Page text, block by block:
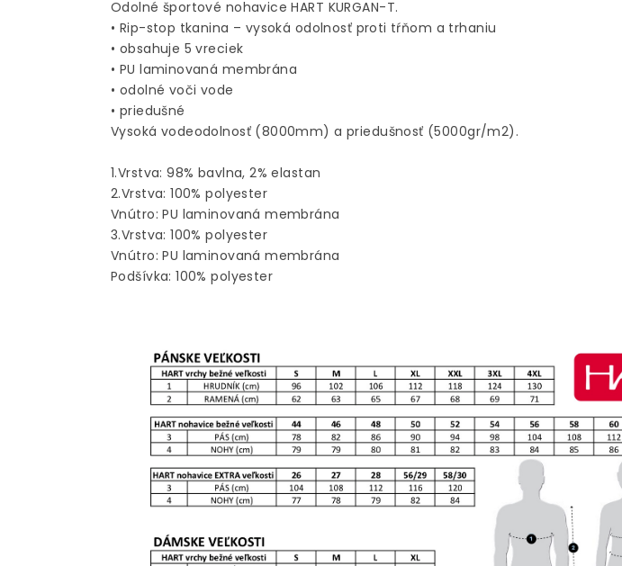
Odolné športové nohavice HART KURGAN-T.
• Rip-stop tkanina – vysoká odolnosť proti tŕňom a trhaniu
• obsahuje 5 vreciek
• PU laminovaná membrána
• odolné voči vode
• priedušné
Vysoká vodeodolnosť (8000mm) a priedušnosť (5000gr/m2).
1.Vrstva: 98% bavlna, 2% elastan
2.Vrstva: 100% polyester
Vnútro: PU laminovaná membrána
3.Vrstva: 100% polyester
Vnútro: PU laminovaná membrána
Podšívka: 100% polyester